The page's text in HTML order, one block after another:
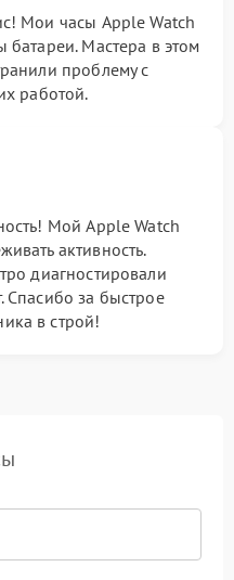
Мои часы Apple Watch
батареи. Мастера в этом
проблему с
работой.
Мой Apple Watch
активность.
диагностировали
Спасибо за быстрое
в строй!